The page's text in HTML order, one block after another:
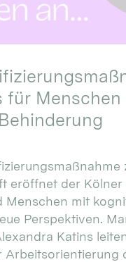
für
eröffnet der Kölner
Menschen mit
Perspektiven.
Katins
Arbeitsorientierung